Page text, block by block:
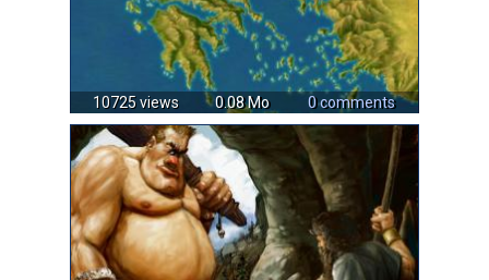
10725 views 0.08 Mo 0 comments